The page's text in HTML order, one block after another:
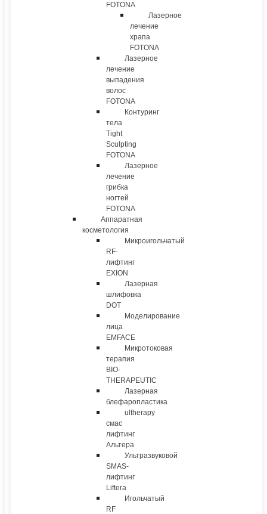
FOTONA
Лазерное
лечение
храпа
FOTONA
Лазерное
лечение
выпадения
волос
FOTONA
Контуринг
тела
Tight
Sculpting
FOTONA
Лазерное
лечение
грибка
ногтей
FOTONA
Аппаратная
косметология
Микроигольчатый
RF-
лифтинг
EXION
Лазерная
шлифовка
DOT
Моделирование
лица
EMFACE
Микротоковая
терапия
BIO-
THERAPEUTIC
Лазерная
блефаропластика
ultherapy
смас
лифтинг
Альтера
Ультразвуковой
SMAS-
лифтинг
Liftera
Игольчатый
RF